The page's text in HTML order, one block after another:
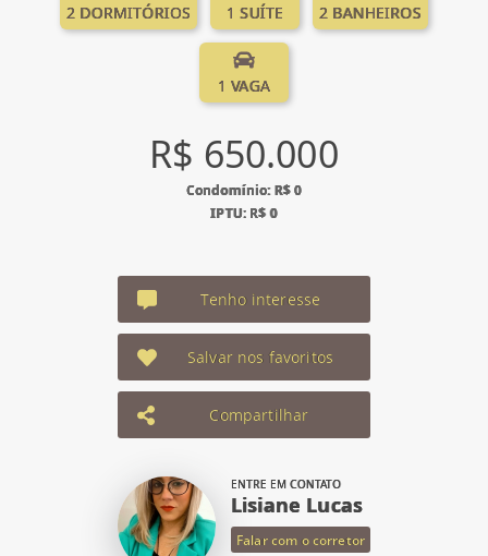
2 DORMITÓRIOS 1 SUÍTE 2 BANHEIROS
1 VAGA
R$ 650.000
Condomínio: R$ 0
IPTU: R$ 0
Tenho interesse
Salvar nos favoritos
Compartilhar
ENTRE EM CONTATO
Lisiane Lucas
Falar com o corretor